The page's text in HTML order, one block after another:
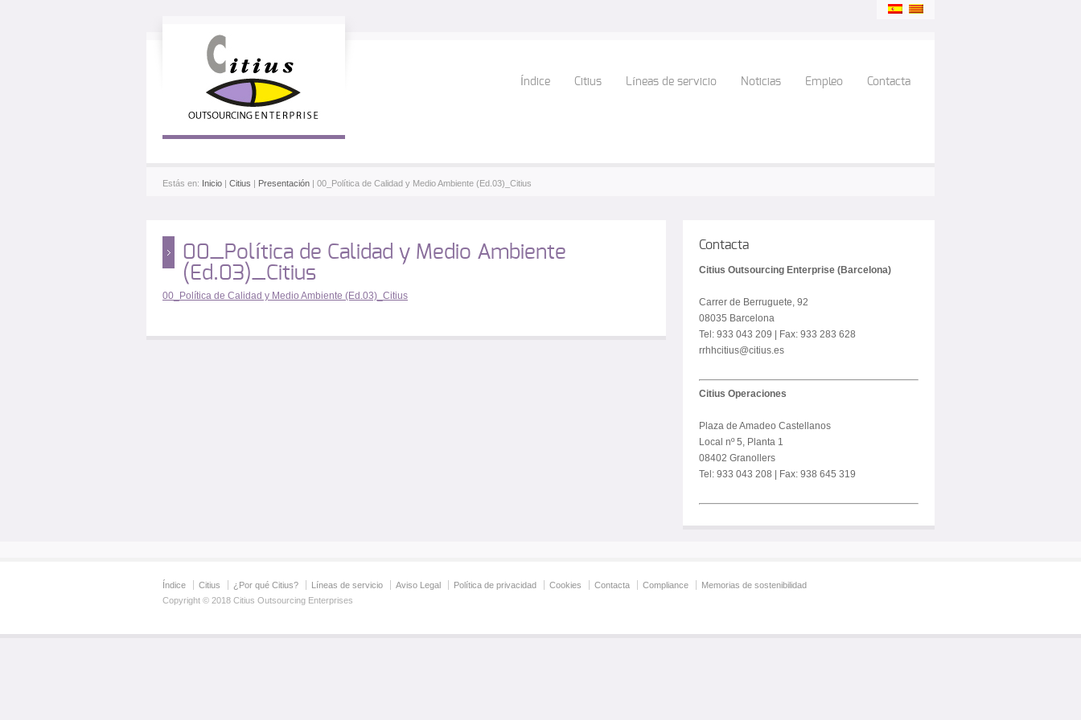
Índice Citius Líneas de servicio Noticias Empleo Contacta
Estás en: Inicio | Citius | Presentación | 00_Política de Calidad y Medio Ambiente (Ed.03)_Citius
00_Política de Calidad y Medio Ambiente
(Ed.03)_Citius
00_Política de Calidad y Medio Ambiente (Ed.03)_Citius
Contacta
Citius Outsourcing Enterprise (Barcelona)
Carrer de Berruguete, 92
08035 Barcelona
Tel: 933 043 209 | Fax: 933 283 628
rrhhcitius@citius.es
Citius Operaciones
Plaza de Amadeo Castellanos
Local nº 5, Planta 1
08402 Granollers
Tel: 933 043 208 | Fax: 938 645 319
Índice Citius ¿Por qué Citius? Líneas de servicio Aviso Legal Política de privacidad Cookies Contacta Compliance
Memorias de sostenibilidad
Copyright © 2018 Citius Outsourcing Enterprises